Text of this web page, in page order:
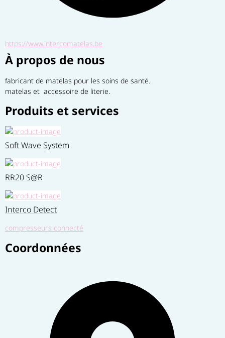
https://www.intercomatelas.be
À propos de nous
fabricant de matelas pour les soins de santé.
matelas et  accessoire de literie.
Produits et services
Soft Wave System
RR20 S@R
Interco Detect
compresseurs connecté
Coordonnées